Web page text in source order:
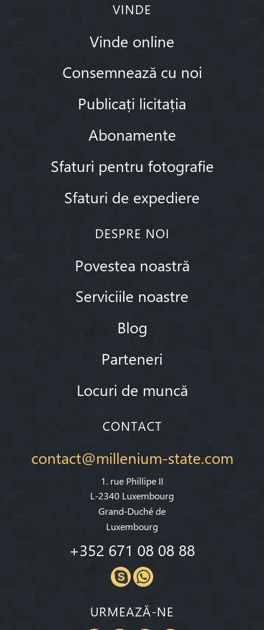
VINDE
Vinde online
Consemnează cu noi
Publicați licitația
Abonamente
Sfaturi pentru fotografie
Sfaturi de expediere
DESPRE NOI
Povestea noastră
Serviciile noastre
Blog
Parteneri
Locuri de muncă
CONTACT
contact@millenium-state.com
1. rue Phillipe II
L-2340 Luxembourg
Grand-Duché de
Luxembourg
+352 671 08 08 88
URMEAZĂ-NE